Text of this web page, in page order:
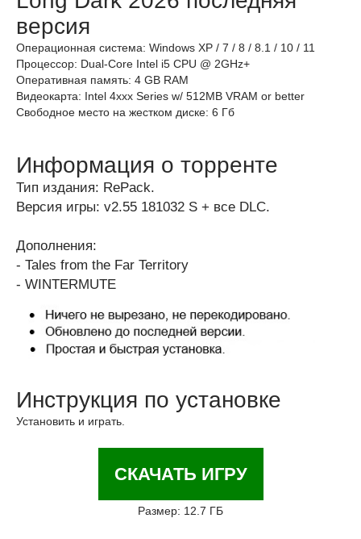
версия
Операционная система: Windows XP / 7 / 8 / 8.1 / 10 / 11
Процессор: Dual-Core Intel i5 CPU @ 2GHz+
Оперативная память: 4 GB RAM
Видеокарта: Intel 4xxx Series w/ 512MB VRAM or better
Свободное место на жестком диске: 6 Гб
Информация о торренте
Тип издания: RePack.
Версия игры: v2.55 181032 S + все DLC.
Дополнения:
- Tales from the Far Territory
- WINTERMUTE
Инструкция по установке
Установить и играть.
СКАЧАТЬ ИГРУ
Размер: 12.7 ГБ